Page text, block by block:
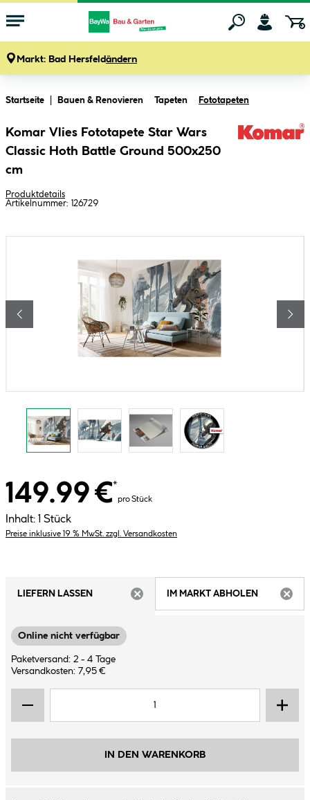
Markt: Bad Hersfeldändern
Startseite Bauen & Renovieren Tapeten Fototapeten
Komar Vlies Fototapete Star Wars
Classic Hoth Battle Ground 500x250
cm
Produktdetails
Artikelnummer: 126729
149.99 €*
pro Stück
Inhalt: 1 Stück
Preise inklusive 19 % MwSt. zzgl. Versandkosten
LIEFERN LASSEN
IM MARKT ABHOLEN
Online nicht verfügbar
Paketversand: 2 - 4 Tage
Versandkosten: 7,95 €
IN DEN WARENKORB